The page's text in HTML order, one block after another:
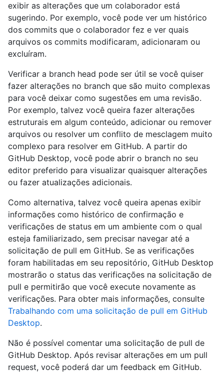
exibir as alterações que um colaborador está
sugerindo. Por exemplo, você pode ver um histórico
dos commits que o colaborador fez e ver quais
arquivos os commits modificaram, adicionaram ou
excluíram.
Verificar a branch head pode ser útil se você quiser
fazer alterações no branch que são muito complexas
para você deixar como sugestões em uma revisão.
Por exemplo, talvez você queira fazer alterações
estruturais em algum conteúdo, adicionar ou remover
arquivos ou resolver um conflito de mesclagem muito
complexo para resolver em GitHub. A partir do
GitHub Desktop, você pode abrir o branch no seu
editor preferido para visualizar quaisquer alterações
ou fazer atualizações adicionais.
Como alternativa, talvez você queira apenas exibir
informações como histórico de confirmação e
verificações de status em um ambiente com o qual
esteja familiarizado, sem precisar navegar até a
solicitação de pull em GitHub. Se as verificações
foram habilitadas em seu repositório, GitHub Desktop
mostrarão o status das verificações na solicitação de
pull e permitirão que você execute novamente as
verificações. Para obter mais informações, consulte
Trabalhando com uma solicitação de pull em GitHub
Desktop.
Não é possível comentar uma solicitação de pull de
GitHub Desktop. Após revisar alterações em um pull
request, você poderá dar um feedback em GitHub.